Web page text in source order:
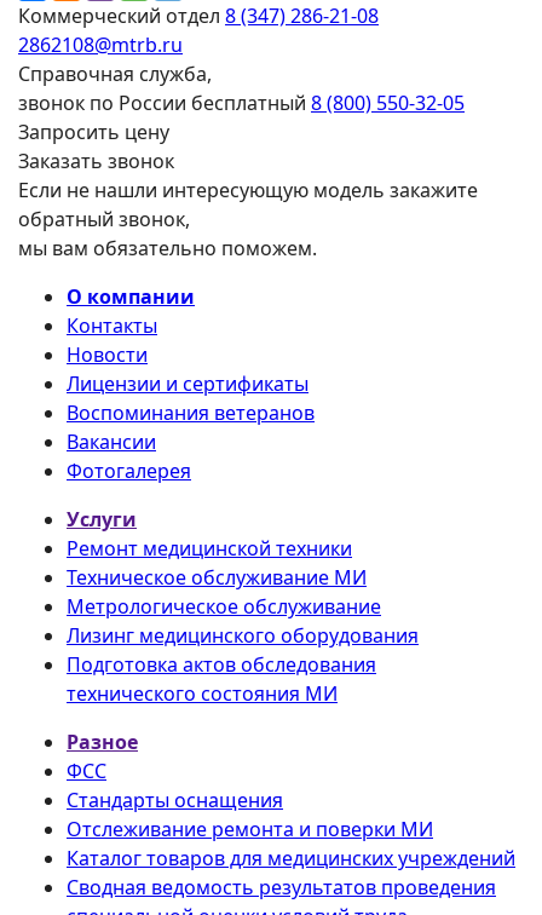
Коммерческий отдел 8 (347) 286-21-08
2862108@mtrb.ru
Справочная служба,
звонок по России бесплатный 8 (800) 550-32-05
Запросить цену
Заказать звонок
Если не нашли интересующую модель закажите
обратный звонок,
мы вам обязательно поможем.
О компании
Контакты
Новости
Лицензии и сертификаты
Воспоминания ветеранов
Вакансии
Фотогалерея
Услуги
Ремонт медицинской техники
Техническое обслуживание МИ
Метрологическое обслуживание
Лизинг медицинского оборудования
Подготовка актов обследования
технического состояния МИ
Разное
ФСС
Стандарты оснащения
Отслеживание ремонта и поверки МИ
Каталог товаров для медицинских учреждений
Сводная ведомость результатов проведения